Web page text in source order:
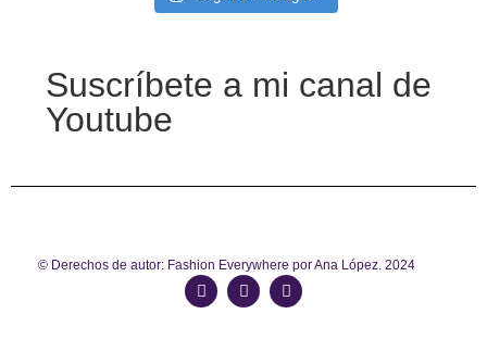
Suscríbete a mi canal de
Youtube
© Derechos de autor: Fashion Everywhere por Ana López. 2024